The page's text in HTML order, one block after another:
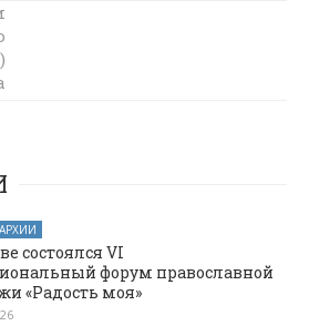
состоялся VI
форум православной
«Радость моя»